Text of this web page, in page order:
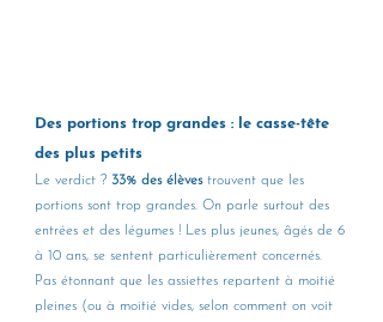
Des portions trop grandes : le casse-tête
des plus petits
Le verdict ? 33% des élèves trouvent que les
portions sont trop grandes. On parle surtout des
entrées et des légumes ! Les plus jeunes, âgés de 6
à 10 ans, se sentent particulièrement concernés.
Pas étonnant que les assiettes repartent à moitié
pleines (ou à moitié vides, selon comment on voit